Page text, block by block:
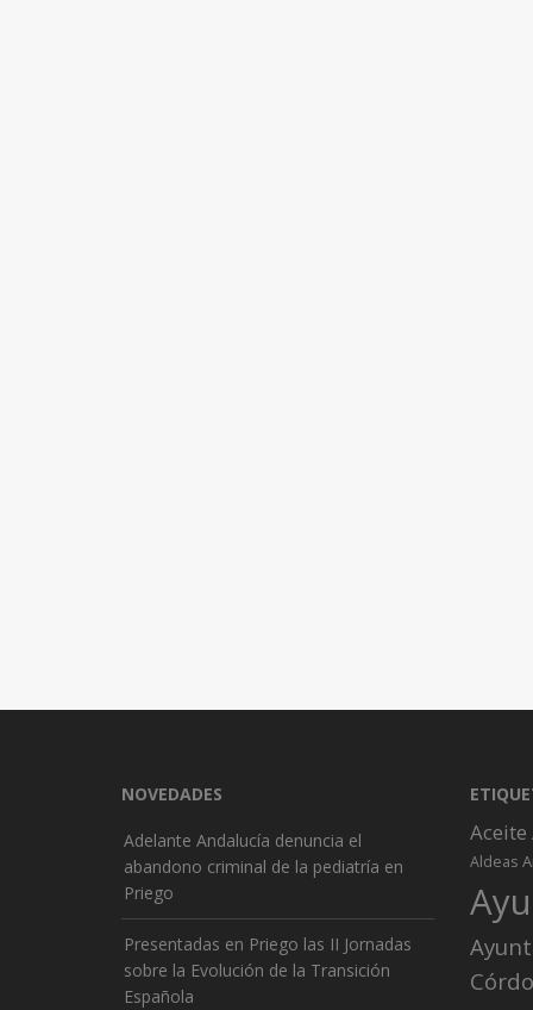
NOVEDADES
Adelante Andalucía denuncia el
abandono criminal de la pediatría en
Priego
Presentadas en Priego las II Jornadas
sobre la Evolución de la Transición
Española
Aceite
Aldeas